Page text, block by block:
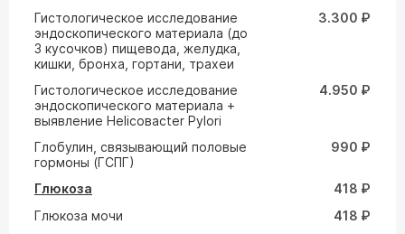
Гистологическое исследование
эндоскопического материала (до
3 кусочков) пищевода, желудка,
кишки, бронха, гортани, трахеи
3.300 ₽
Гистологическое исследование
эндоскопического материала +
выявление Helicoвacter Pylori
4.950 ₽
Глобулин, связывающий половые
гормоны (ГСПГ)
990 ₽
Глюкоза
418 ₽
Глюкоза мочи
418 ₽